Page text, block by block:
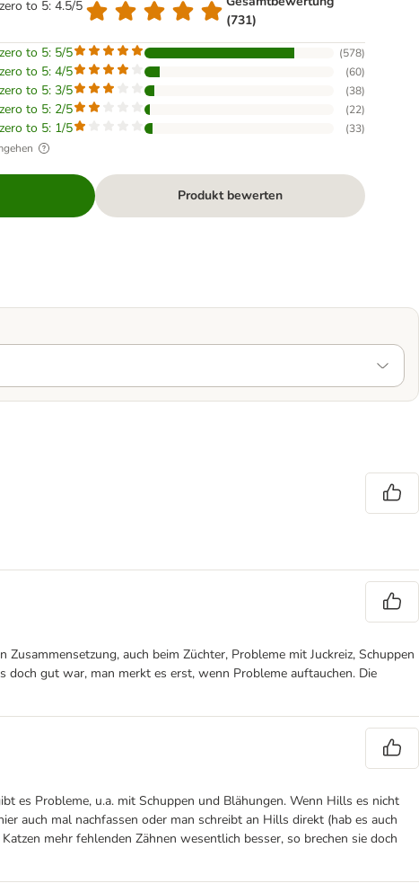
to 5: 4.5/5
(731)
to 5: 5/5
(578)
to 5: 4/5 (60)
to 5: 3/5 (38)
to 5: 2/5 (22)
to 5: 1/5 (33)
Produkt bewerten
auch beim Züchter, Probleme mit Juckreiz, Schuppen
gut war, man merkt es erst, wenn Probleme auftauchen. Die
es Probleme, u.a. mit Schuppen und Blähungen. Wenn Hills es nicht
auch mal nachfassen oder man schreibt an Hills direkt (hab es auch
mehr fehlenden Zähnen wesentlich besser, so brechen sie doch